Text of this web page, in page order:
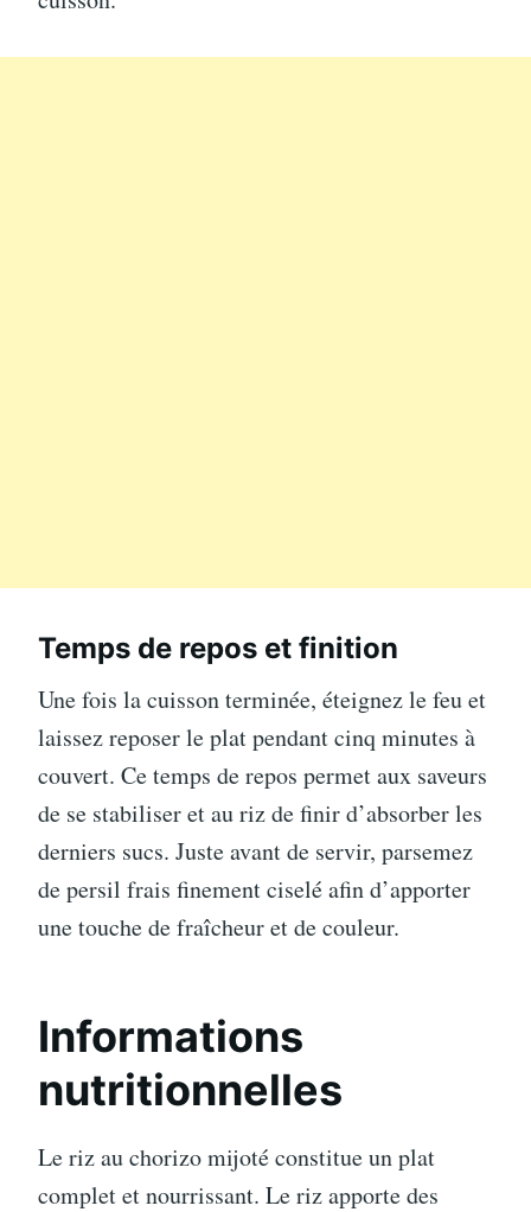
Temps de repos et finition
Une fois la cuisson terminée, éteignez le feu et
laissez reposer le plat pendant cinq minutes à
couvert. Ce temps de repos permet aux saveurs
de se stabiliser et au riz de finir d’absorber les
derniers sucs. Juste avant de servir, parsemez
de persil frais finement ciselé afin d’apporter
une touche de fraîcheur et de couleur.
Informations
nutritionnelles
Le riz au chorizo mijoté constitue un plat
complet et nourrissant. Le riz apporte des